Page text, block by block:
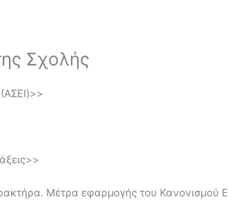
Σχολής
Μέτρα εφαρμογής του Κανονισμού